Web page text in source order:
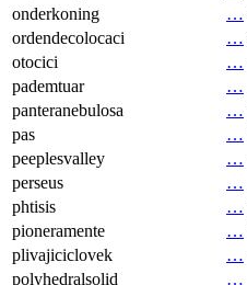
onderkoning
…
ordendecolocaci
…
otocici
…
pademtuar
…
panteranebulosa
…
pas
…
peeplesvalley
…
perseus
…
phtisis
…
pioneramente
…
plivajiciclovek
…
polyhedralsolid
…